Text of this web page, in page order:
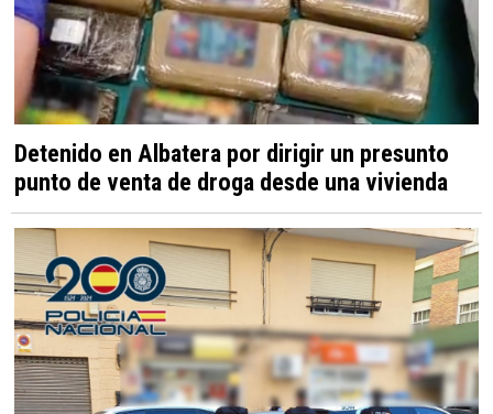
Detenido en Albatera por dirigir un presunto
punto de venta de droga desde una vivienda